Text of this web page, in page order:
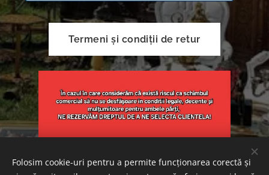
Termeni și condiții de retur
Folosim cookie-uri pentru a permite funcționarea corectă și